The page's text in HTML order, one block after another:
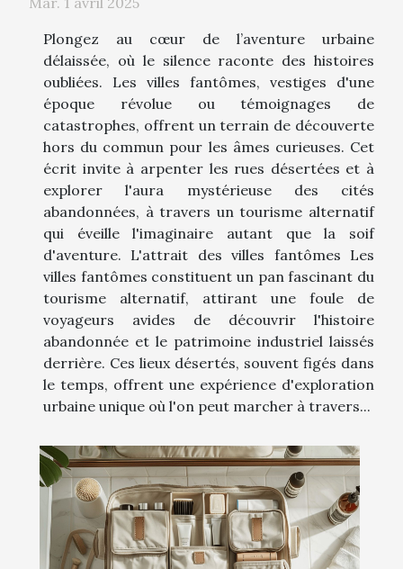
Plongez au cœur de l’aventure urbaine
délaissée, où le silence raconte des histoires
oubliées. Les villes fantômes, vestiges d'une
époque révolue ou témoignages de
catastrophes, offrent un terrain de découverte
hors du commun pour les âmes curieuses. Cet
écrit invite à arpenter les rues désertées et à
explorer l'aura mystérieuse des cités
abandonnées, à travers un tourisme alternatif
qui éveille l'imaginaire autant que la soif
d'aventure. L'attrait des villes fantômes Les
villes fantômes constituent un pan fascinant du
tourisme alternatif, attirant une foule de
voyageurs avides de découvrir l'histoire
abandonnée et le patrimoine industriel laissés
derrière. Ces lieux désertés, souvent figés dans
le temps, offrent une expérience d'exploration
urbaine unique où l'on peut marcher à travers...